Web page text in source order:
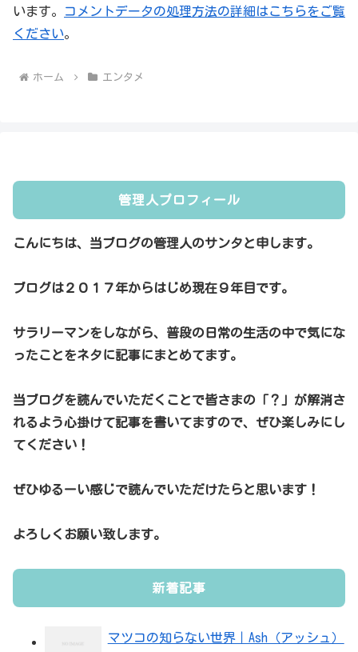
います。
コメントデータの処理方法の詳細はこちらをご覧
ください。
ホーム エンタメ
管理人プロフィール
こんにちは、当ブログの管理人のサンタと申します。
ブログは２０１７年からはじめ現在９年目です。
サラリーマンをしながら、普段の日常の生活の中で気にな
ったことをネタに記事にまとめてます。
当ブログを読んでいただくことで皆さまの「？」が解消さ
れるよう心掛けて記事を書いてますので、ぜひ楽しみにし
てください！
ぜひゆるーい感じで読んでいただけたらと思います！
よろしくお願い致します。
新着記事
マツコの知らない世界｜Ash（アッシュ）